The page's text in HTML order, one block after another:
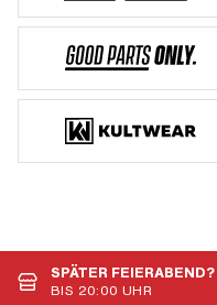
SPÄTER FEIERABEND?
BIS 20:00 UHR